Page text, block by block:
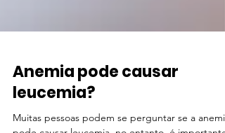
Anemia pode causar
leucemia?